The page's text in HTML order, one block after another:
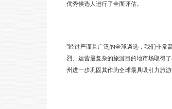
优秀候选人进行了全面评估。
"经过严谨且广泛的全球遴选，我们非常
烈、运营最复杂的旅游目的地市场取得
州进一步巩固其作为全球最具吸引力旅